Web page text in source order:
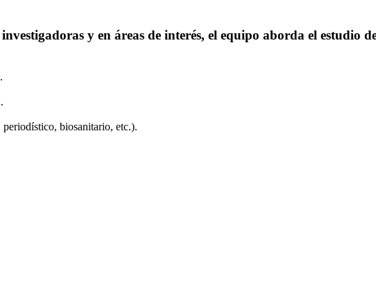
y en áreas de interés, el equipo aborda el estudio
biosanitario, etc.).